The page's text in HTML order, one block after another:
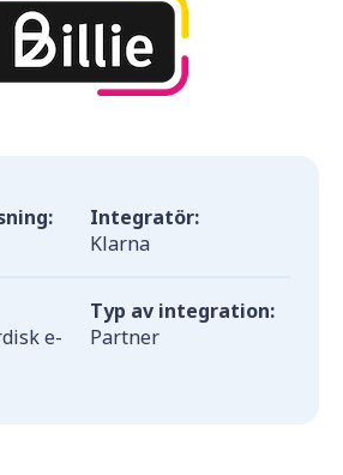
Integratör:
Klarna
e-
Typ av integration:
Partner